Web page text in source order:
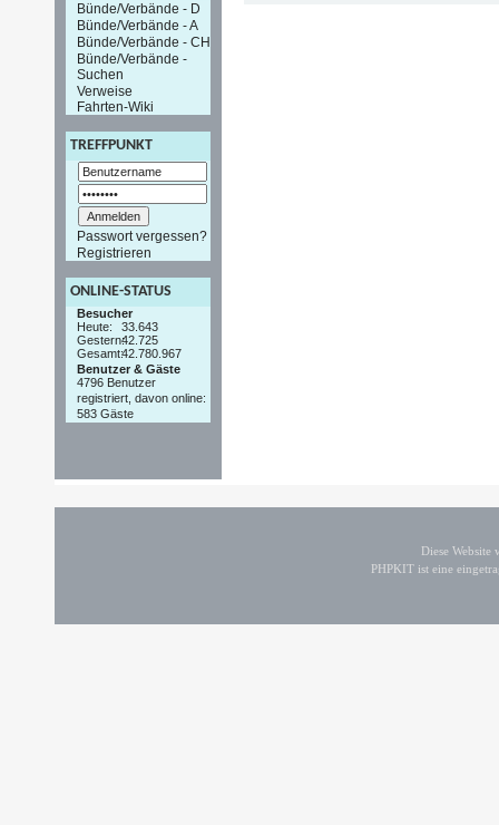
Bünde/Verbände - D
Bünde/Verbände - A
Bünde/Verbände - CH
Bünde/Verbände -
Suchen
Verweise
Fahrten-Wiki
TREFFPUNKT
Passwort vergessen?
Registrieren
ONLINE-STATUS
Besucher
Heute:
33.643
Gestern:42.725
Gesamt:42.780.967
Benutzer & Gäste
4796 Benutzer
registriert, davon online:
583 Gäste
Diese
PHPKIT ist eine